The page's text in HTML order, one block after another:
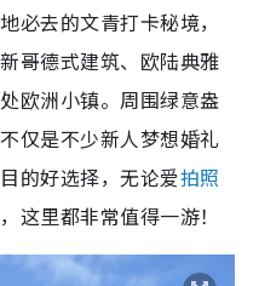
必去的文青打卡秘境，
哥德式建筑、欧陆典雅
欧洲小镇。周围绿意盎
仅是不少新人梦想婚礼
的好选择，无论爱拍照
这里都非常值得一游！